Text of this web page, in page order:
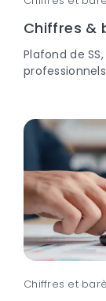
Chiffres &
Plafond de
Chiffres et